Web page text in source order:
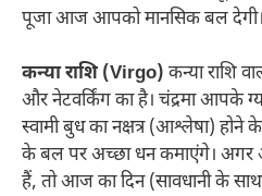
पूजा आज आपको मानसिक बल देगी।
कन्या राशि (Virgo) कन्या राशि
और नेटवर्किंग का है। चंद्रमा आपके
स्वामी बुध का नक्षत्र (आश्लेषा)
के बल पर अच्छा धन कमाएंगे। अगर
हैं, तो आज का दिन (सावधानी के